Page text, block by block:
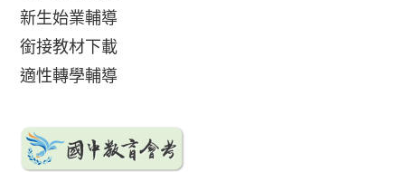
新生始業輔導
銜接教材下載
適性轉學輔導